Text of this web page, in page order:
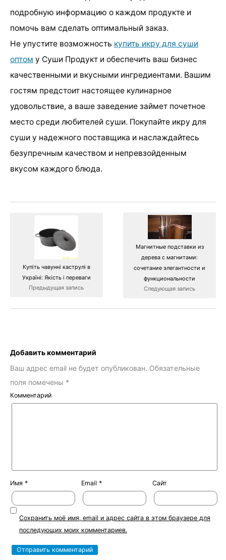
подробную информацию о каждом продукте и
помочь вам сделать оптимальный заказ.
Не упустите возможность купить икру для суши
оптом у Суши Продукт и обеспечить ваш бизнес
качественными и вкусными ингредиентами. Вашим
гостям предстоит настоящее кулинарное
удовольствие, а ваше заведение займет почетное
место среди любителей суши. Покупайте икру для
суши у надежного поставщика и наслаждайтесь
безупречным качеством и непревзойденным
вкусом каждого блюда.
Купіть чавунні каструлі в
Україні: Якість і переваги
Предыдущая запись
Магнитные подставки из
дерева с магнитами:
сочетание элегантности и
функциональности
Следующая запись
Добавить комментарий
Ваш адрес email не будет опубликован. Обязательные
поля помечены *
Комментарий
Имя * Email * Сайт
Сохранить моё имя, email и адрес сайта в этом браузере для
последующих моих комментариев.